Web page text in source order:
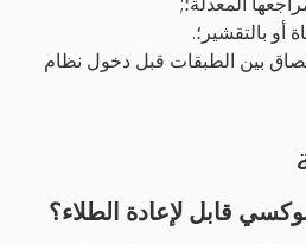
أو بالتقشير؛.
بين الطبقات قبل دخول نظام